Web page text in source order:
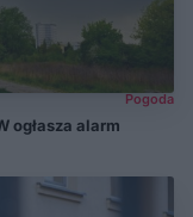
Pogoda
ogłasza alarm